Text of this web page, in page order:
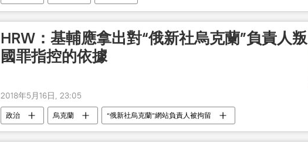
HRW：基輔應拿出對“俄新社烏克蘭”負責人叛
國罪指控的依據
2018年5月16日, 23:05
政治 烏克蘭 “俄新社烏克蘭”網站負責人被拘留